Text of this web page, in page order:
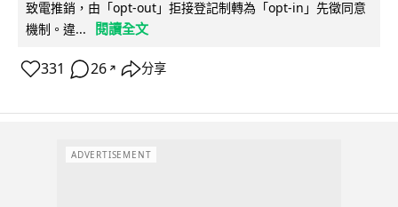
致電推銷，由「opt-out」拒接登記制轉為「opt-in」先徵同意
機制。違...
閱讀全文
331 26 ↗ 分享
ADVERTISEMENT